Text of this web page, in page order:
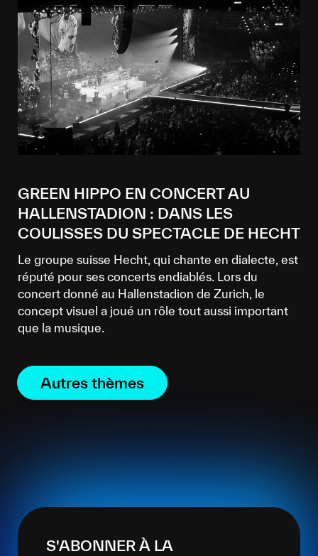
GREEN HIPPO EN CONCERT AU
HALLENSTADION : DANS LES
COULISSES DU SPECTACLE DE HECHT
Le groupe suisse Hecht, qui chante en dialecte, est
réputé pour ses concerts endiablés. Lors du
concert donné au Hallenstadion de Zurich, le
concept visuel a joué un rôle tout aussi important
que la musique.
Autres thèmes
S'ABONNER À LA